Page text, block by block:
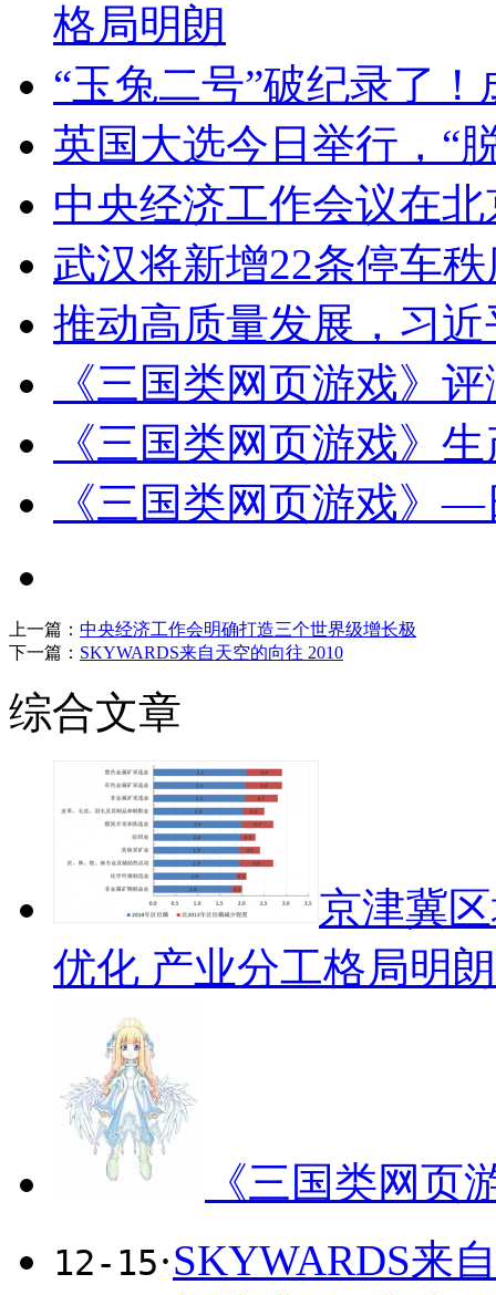
格局明朗
“玉兔二号”破纪录了
英国大选今日举行，“
中央经济工作会议在
武汉将新增22条停车
推动高质量发展，习
《三国类网页游戏》
《三国类网页游戏》
《三国类网页游戏》
上一篇： 中央经济工作会明确打造三个世界级增长极
下一篇： SKYWARDS来自天空的向往 2010
综合文章
京津冀
优化 产业分工格局明朗
《三国类网页
12-15·SKYWARDS来